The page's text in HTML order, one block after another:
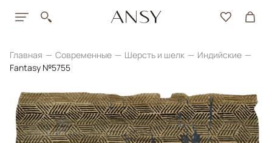
Главная Современные Шерсть и шелк
Индийские
Fantasy №5755